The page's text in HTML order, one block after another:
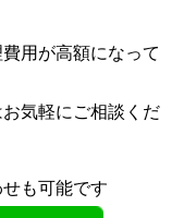
用が高額になって
気軽にご相談くだ
も可能です